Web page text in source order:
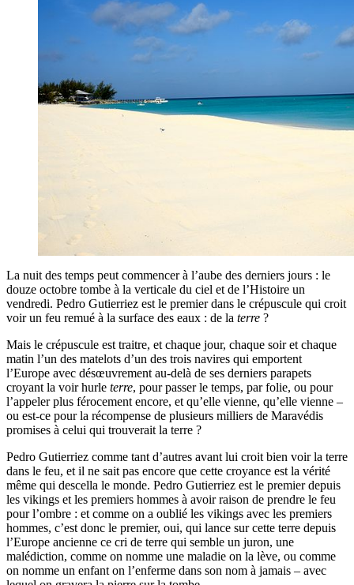
La nuit des temps peut commencer à l’aube des derniers jours : le
douze octobre tombe à la verticale du ciel et de l’Histoire un
vendredi. Pedro Gutierriez est le premier dans le crépuscule qui croit
voir un feu remué à la surface des eaux : de la terre ?
Mais le crépuscule est traitre, et chaque jour, chaque soir et chaque
matin l’un des matelots d’un des trois navires qui emportent
l’Europe avec désœuvrement au-delà de ses derniers parapets
croyant la voir hurle terre, pour passer le temps, par folie, ou pour
l’appeler plus férocement encore, et qu’elle vienne, qu’elle vienne –
ou est-ce pour la récompense de plusieurs milliers de Maravédis
promises à celui qui trouverait la terre ?
Pedro Gutierriez comme tant d’autres avant lui croit bien voir la terre
dans le feu, et il ne sait pas encore que cette croyance est la vérité
même qui descella le monde. Pedro Gutierriez est le premier depuis
les vikings et les premiers hommes à avoir raison de prendre le feu
pour l’ombre : et comme on a oublié les vikings avec les premiers
hommes, c’est donc le premier, oui, qui lance sur cette terre depuis
l’Europe ancienne ce cri de terre qui semble un juron, une
malédiction, comme on nomme une maladie on la lève, ou comme
on nomme un enfant on l’enferme dans son nom à jamais – avec